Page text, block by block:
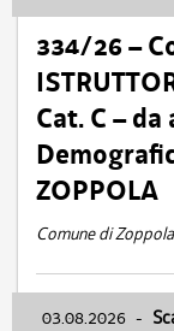
334/26 –
Cat. C –
ZOPPOLA
Comune di Zoppola
03.08.2026 -